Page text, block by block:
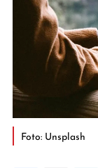
Foto: Unsplash